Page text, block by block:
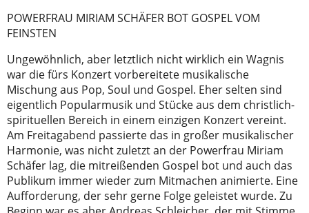
POWERFRAU MIRIAM SCHÄFER BOT GOSPEL VOM
FEINSTEN
Ungewöhnlich, aber letztlich nicht wirklich ein Wagnis
war die fürs Konzert vorbereitete musikalische
Mischung aus Pop, Soul und Gospel. Eher selten sind
eigentlich Popularmusik und Stücke aus dem christlich-
spirituellen Bereich in einem einzigen Konzert vereint.
Am Freitagabend passierte das in großer musikalischer
Harmonie, was nicht zuletzt an der Powerfrau Miriam
Schäfer lag, die mitreißenden Gospel bot und auch das
Publikum immer wieder zum Mitmachen animierte. Eine
Aufforderung, der sehr gerne Folge geleistet wurde. Zu